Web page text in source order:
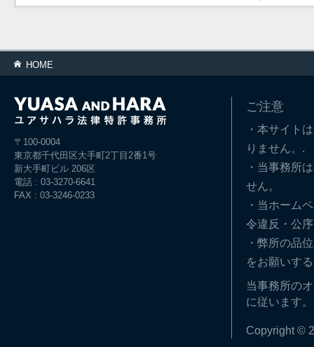
HOME
〒100-0004
東京都千代田区大手町2丁目2番1号
新大手町ビル 206区
電話 : 03-3270-6641
FAX : 03-3246-0233
ご注意
・本サイト
りません。.
・当事務所
せん。
・当ホーム
令違反・公
・弊所の品
をお願いす
当事務所の
に従います。
Copyright ©